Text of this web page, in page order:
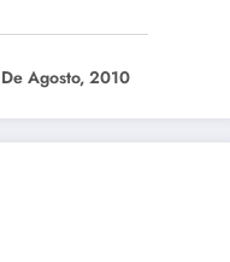
Agosto, 2010